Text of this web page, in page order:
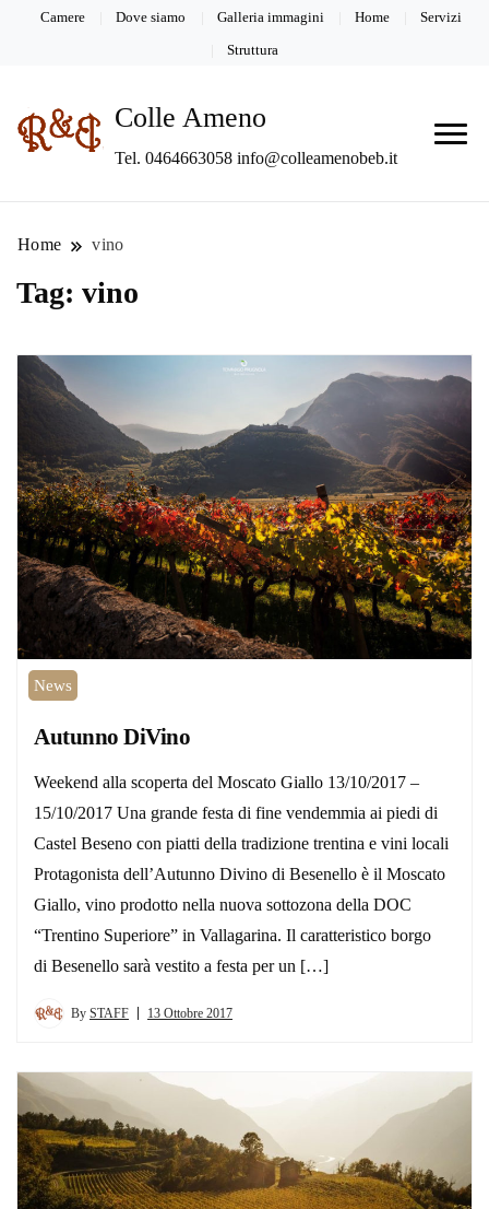
Camere Dove siamo Galleria immagini Home Servizi
Struttura
Colle Ameno
Tel. 0464663058 info@colleamenobeb.it
Home vino
Tag: vino
News
Autunno DiVino
Weekend alla scoperta del Moscato Giallo 13/10/2017 –
15/10/2017 Una grande festa di fine vendemmia ai piedi di
Castel Beseno con piatti della tradizione trentina e vini locali
Protagonista dell’Autunno Divino di Besenello è il Moscato
Giallo, vino prodotto nella nuova sottozona della DOC
“Trentino Superiore” in Vallagarina. Il caratteristico borgo
di Besenello sarà vestito a festa per un […]
By STAFF 13 Ottobre 2017